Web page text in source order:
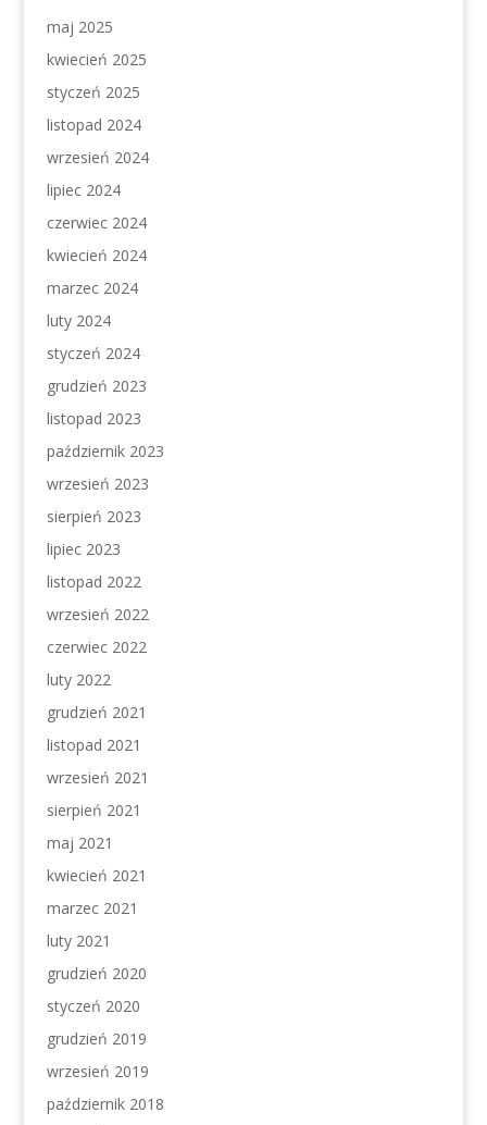
maj 2025
kwiecień 2025
styczeń 2025
listopad 2024
wrzesień 2024
lipiec 2024
czerwiec 2024
kwiecień 2024
marzec 2024
luty 2024
styczeń 2024
grudzień 2023
listopad 2023
październik 2023
wrzesień 2023
sierpień 2023
lipiec 2023
listopad 2022
wrzesień 2022
czerwiec 2022
luty 2022
grudzień 2021
listopad 2021
wrzesień 2021
sierpień 2021
maj 2021
kwiecień 2021
marzec 2021
luty 2021
grudzień 2020
styczeń 2020
grudzień 2019
wrzesień 2019
październik 2018